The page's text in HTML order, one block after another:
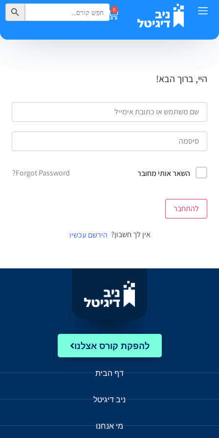
0
Search
for:
Search Button
היי, ברוך הבא!
השאר אותי מחובר Forgot Password?
להתחבר
אין לך חשבון? הירשם עכשיו
להפקת קורס אצלנו
דף הבית
ניב דיגיטל
מי אנחנו